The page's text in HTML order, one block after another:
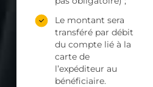
Le montant sera
transféré par débit
du compte lié à la
carte de
l’expéditeur au
bénéficiaire.